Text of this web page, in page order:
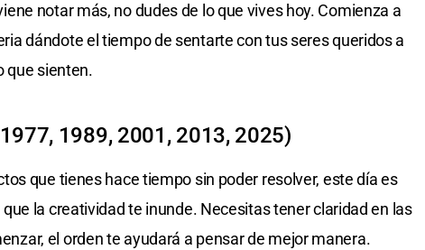
notar más, no dudes de lo que vives hoy. Comienza a
dándote el tiempo de sentarte con tus seres queridos a
que sienten.
1989, 2001, 2013, 2025)
que tienes hace tiempo sin poder resolver, este día es
la creatividad te inunde. Necesitas tener claridad en las
el orden te ayudará a pensar de mejor manera.